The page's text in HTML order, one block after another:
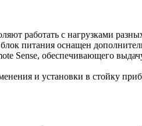
работать с нагрузками
питания оснащен
Sense, обеспечивающего
и установки в стойку